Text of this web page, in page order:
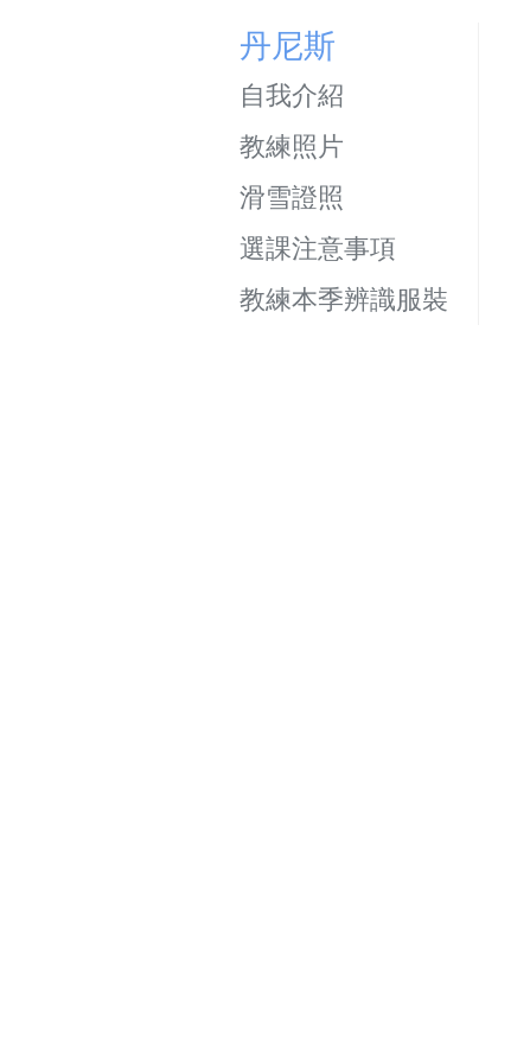
丹尼斯
自我介紹
教練照片
滑雪證照
選課注意事項
教練本季辨識服裝